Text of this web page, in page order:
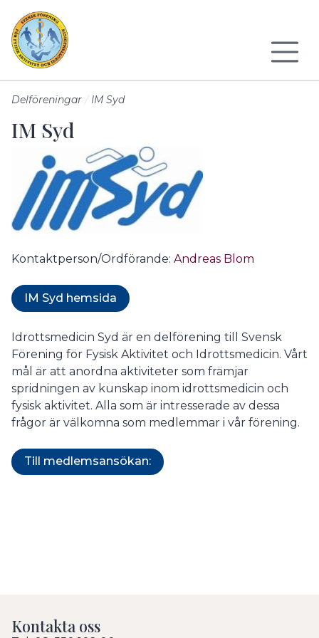
Delföreningar IM Syd
IM Syd
Kontaktperson/Ordförande: Andreas Blom
IM Syd hemsida
Idrottsmedicin Syd är en delförening till Svensk
Förening för Fysisk Aktivitet och Idrottsmedicin. Vårt
mål är att anordna aktiviteter som främjar
spridningen av kunskap inom idrottsmedicin och
fysisk aktivitet. Alla som är intresserade av dessa
frågor är välkomna som medlemmar i vår förening.
Till medlemsansökan:
Kontakta oss